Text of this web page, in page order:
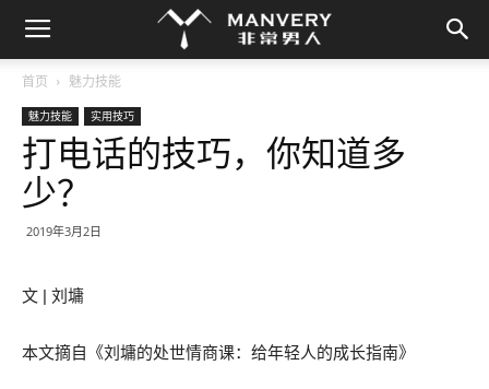
首页 魅力技能
魅力技能 实用技巧
打电话的技巧，你知道多
少？
2019年3月2日
文 | 刘墉
本文摘自《刘墉的处世情商课：给年轻人的成长指南》